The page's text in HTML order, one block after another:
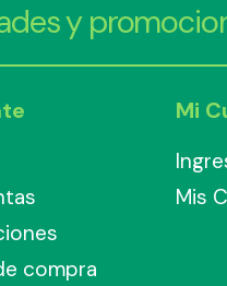
y
compra
Mi
Mis